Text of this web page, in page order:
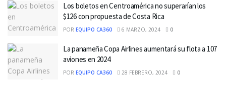
Los boletos en Centroamérica no superarían los
$126 con propuesta de Costa Rica
POR EQUIPO CA360 6 MARZO, 2024 0
La panameña Copa Airlines aumentará su flota a 107
aviones en 2024
POR EQUIPO CA360 28 FEBRERO, 2024 0